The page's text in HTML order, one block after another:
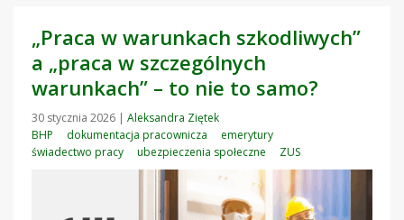
„Praca w warunkach szkodliwych”
a „praca w szczególnych
warunkach” – to nie to samo?
30 stycznia 2026 | Aleksandra Ziętek
BHP
dokumentacja pracownicza
emerytury
świadectwo pracy
ubezpieczenia społeczne ZUS